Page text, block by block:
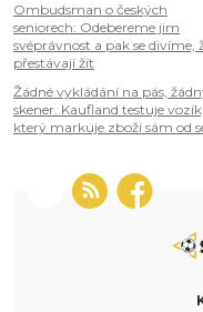
Ombudsman o českých
seniorech: Odebereme jim
svéprávnost a pak se divíme,
přestávají žít
Žádné vykládání na pás,
skener. Kaufland testuje vozík,
který markuje zboží sám od